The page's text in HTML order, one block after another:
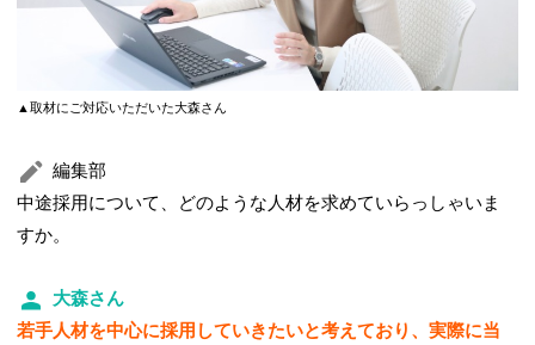
▲取材にご対応いただいた大森さん
編集部
中途採用について、どのような人材を求めていらっしゃいま
すか。
大森さん
若手人材を中心に採用していきたいと考えており、実際に当